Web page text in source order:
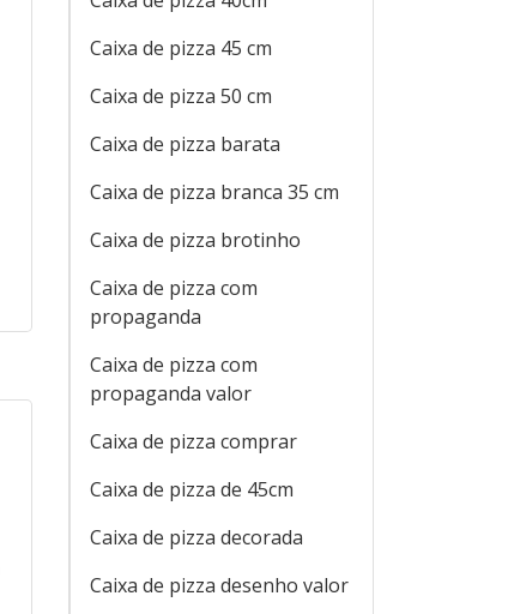
Caixa de pizza 45 cm
Caixa de pizza 50 cm
Caixa de pizza barata
Caixa de pizza branca 35 cm
Caixa de pizza brotinho
Caixa de pizza com
propaganda
Caixa de pizza com
propaganda valor
Caixa de pizza comprar
Caixa de pizza de 45cm
Caixa de pizza decorada
Caixa de pizza desenho valor